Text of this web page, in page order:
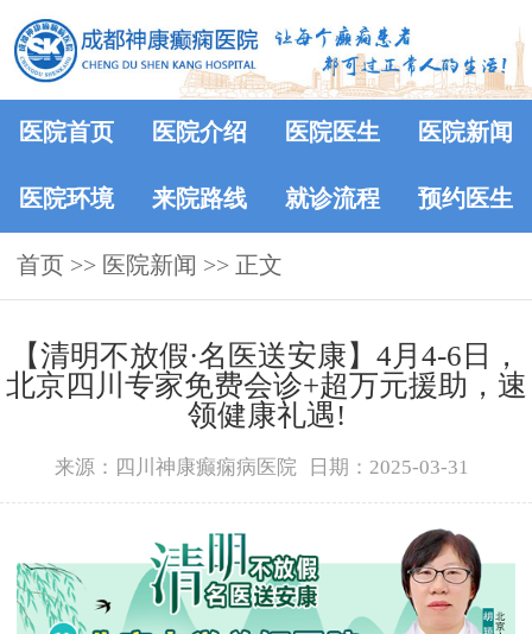
医院首页 医院介绍 医院医生 医院新闻
医院环境 来院路线 就诊流程 预约医生
首页 >> 医院新闻 >> 正文
【清明不放假·名医送安康】4月4-6日，
北京四川专家免费会诊+超万元援助，速
领健康礼遇!
来源：四川神康癫痫病医院 日期：2025-03-31